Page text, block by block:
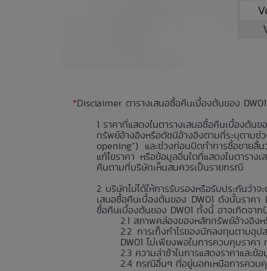
*Disclaimer ตารางเสนอซื้อคืนเบื้องต้นของ DW01
ราคาที่แสดงในตารางเสนอซื้อคืนเบื้องต้น
ทรัพย์อ้างอิงหรือดัชนีอ้างอิงตามที่ระบุตามช่
opening”) และช่วงก่อนปิดทำการซื้อขายสิ้
แก้ไขราคา หรือข้อมูลอื่นใดที่แสดงในตารา
คืนตามที่บริษัทเห็นสมควรเป็นรายกรณี
บริษัทไม่ได้ให้การรับรองหรือรับประกันว่า
เสนอซื้อคืนเบื้องต้นของ DW01 ดังนั้นราคา
ซื้อคืนเบื้องต้นของ DW01 ทั้งนี้ อาจเกิดจาก
สภาพคล่องของหลักทรัพย์อ้างอิง
การเก็งกำไรของนักลงทุนตามอุ
DW01 ไม่เพียงพอในการควบคุมราคา
ความล่าช้าในการแสดงราคาและข้
กรณีอื่นๆ ที่อยู่นอกเหนือการควบคุ